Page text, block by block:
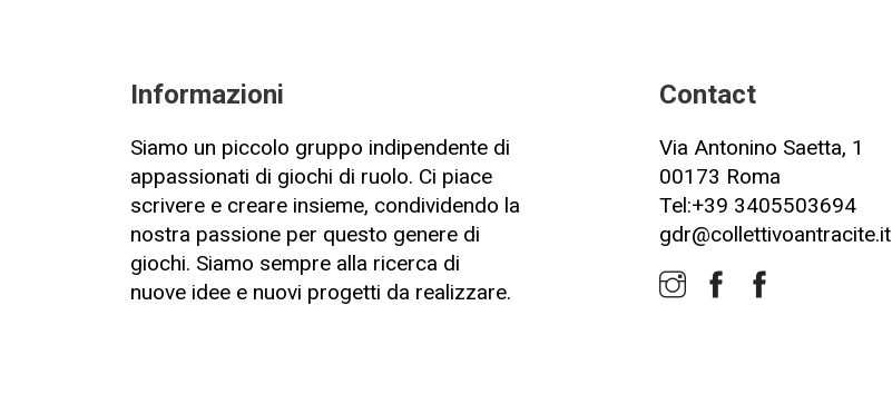
Informazioni
Siamo un piccolo gruppo indipendente di
appassionati di giochi di ruolo. Ci piace
scrivere e creare insieme, condividendo la
nostra passione per questo genere di
giochi. Siamo sempre alla ricerca di
nuove idee e nuovi progetti da realizzare.
Contact
Via Antonino Saetta, 1
00173 Roma
Tel:+39 3405503694
gdr@collettivoantracite.it